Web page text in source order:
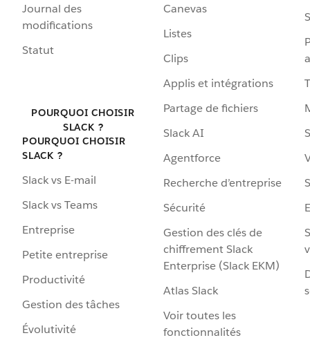
Journal des
modifications
Statut
POURQUOI CHOISIR
SLACK ?
POURQUOI CHOISIR
SLACK ?
Slack vs E-mail
Slack vs Teams
Entreprise
Petite entreprise
Productivité
Gestion des tâches
Évolutivité
Canevas
Listes
Clips
Applis et intégrations
Partage de fichiers
Slack AI
Agentforce
Recherche d’entreprise
Sécurité
Gestion des clés de
chiffrement Slack
Enterprise (Slack EKM)
Atlas Slack
Voir toutes les
fonctionnalités